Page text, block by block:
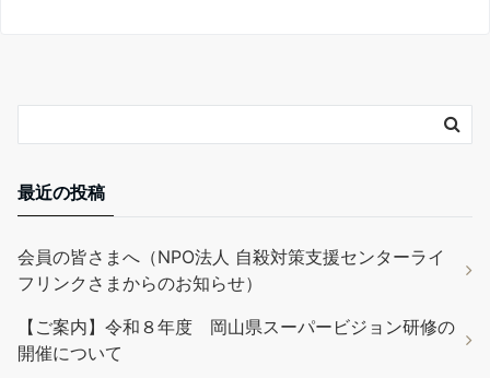
最近の投稿
会員の皆さまへ（NPO法人 自殺対策支援センターライ
フリンクさまからのお知らせ）
【ご案内】令和８年度 岡山県スーパービジョン研修の
開催について